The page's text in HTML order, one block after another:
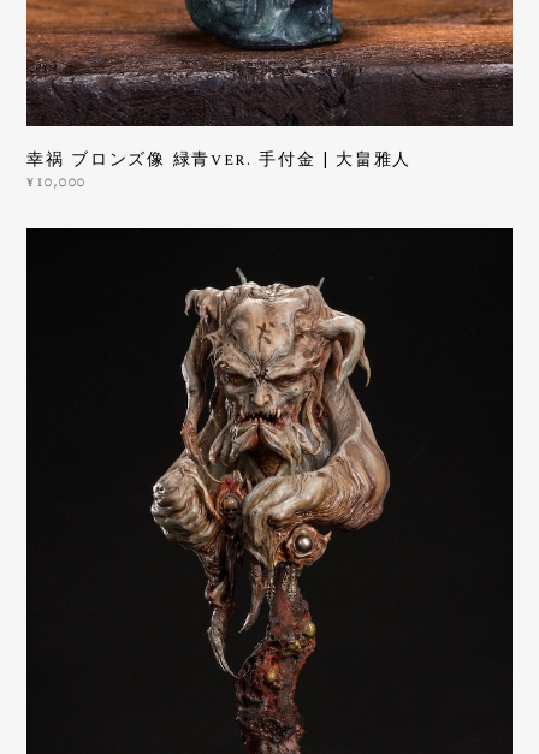
幸祸 ブロンズ像 緑青ver. 手付金 | 大畠雅人
¥10,000